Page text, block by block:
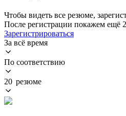
Чтобы видеть все резюме,
После регистрации покажем ещё
Зарегистрироваться
За всё время
По соответствию
20 резюме